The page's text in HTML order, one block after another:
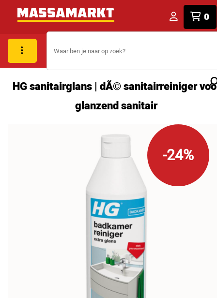
0
HG sanitairglans | dÃ© sanitairreiniger
glanzend sanitair
-24%